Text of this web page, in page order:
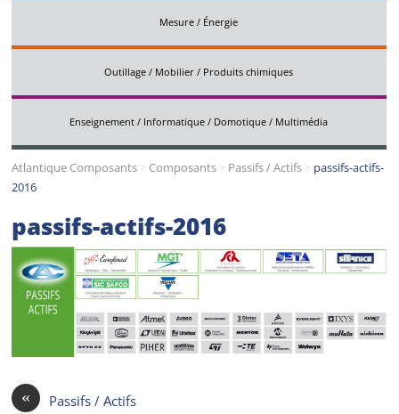
Mesure / Énergie
Outillage / Mobilier / Produits chimiques
Enseignement / Informatique / Domotique / Multimédia
Atlantique Composants > Composants > Passifs / Actifs > passifs-actifs-
2016
passifs-actifs-2016
« Passifs / Actifs